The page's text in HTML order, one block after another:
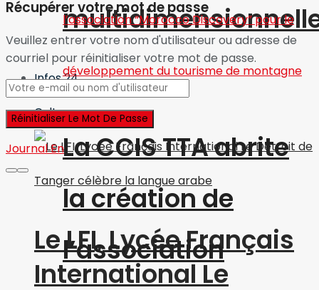
Infos 24
Culture
Le LFI, Lycée Français
International Le
La CCIS TTA abrite
la création de
l’association
Récupérer votre mot de passe
Veuillez entrer votre nom d'utilisateur ou adresse de
courriel pour réinitialiser votre mot de passe.
Journal En